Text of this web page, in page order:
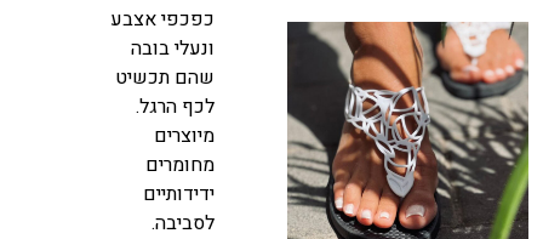
המוצר
כפכפי אצבע
ונעלי בובה
שהם תכשיט
לכף הרגל.
מיוצרים
מחומרים
ידידותיים
לסביבה.